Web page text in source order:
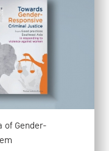
of Gender-